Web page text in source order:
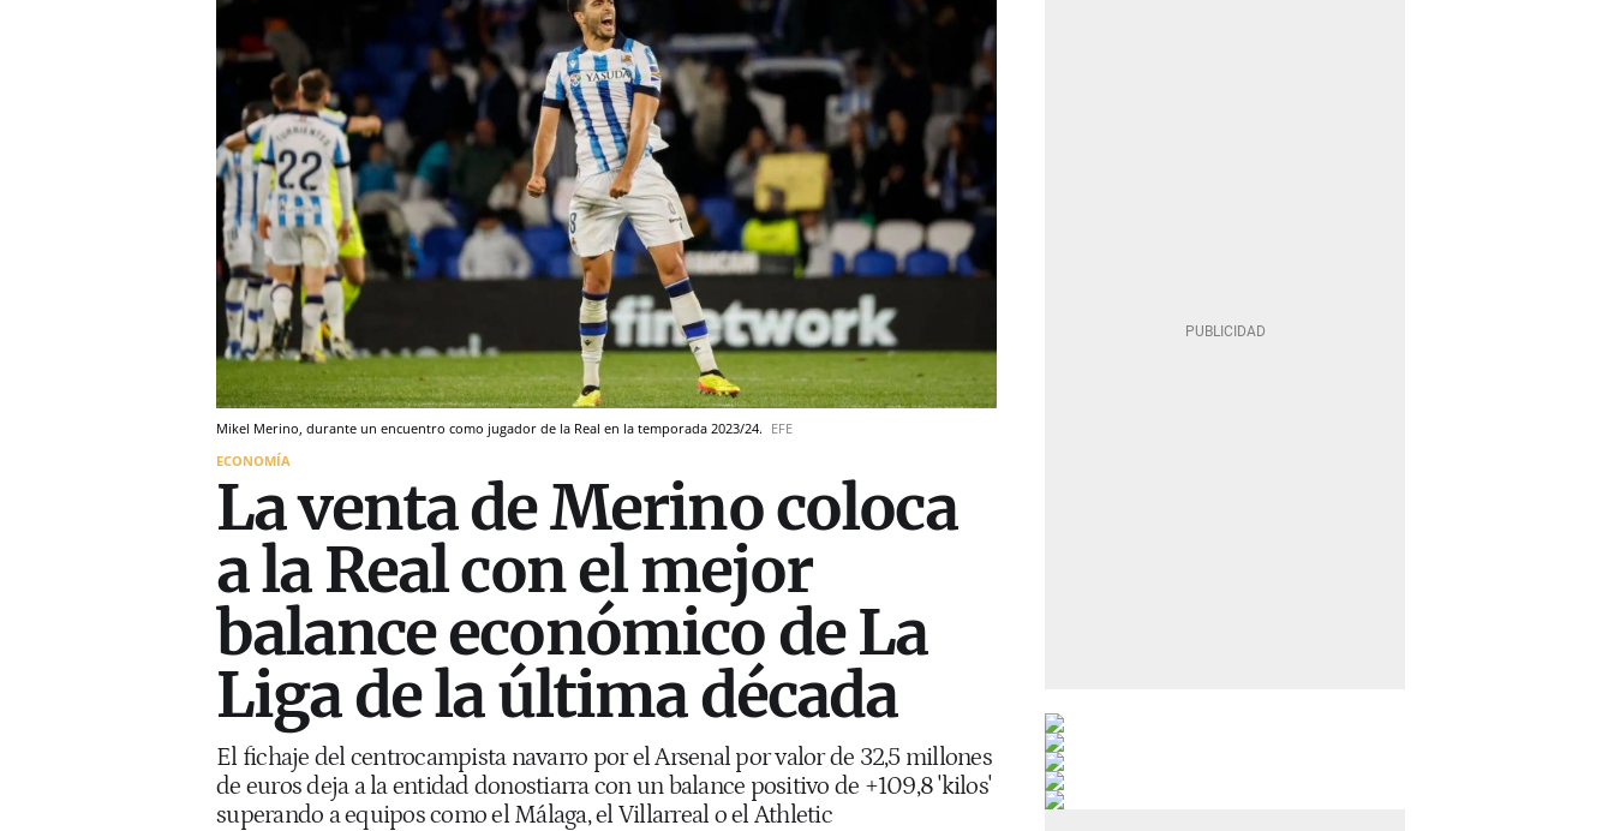
Mikel Merino, durante un encuentro como jugador de la Real en la temporada 2023/24. EFE
ECONOMÍA
La venta de Merino coloca
a la Real con el mejor
balance económico de La
Liga de la última década
El fichaje del centrocampista navarro por el Arsenal por valor de 32,5 millones
de euros deja a la entidad donostiarra con un balance positivo de +109,8 'kilos'
superando a equipos como el Málaga, el Villarreal o el Athletic